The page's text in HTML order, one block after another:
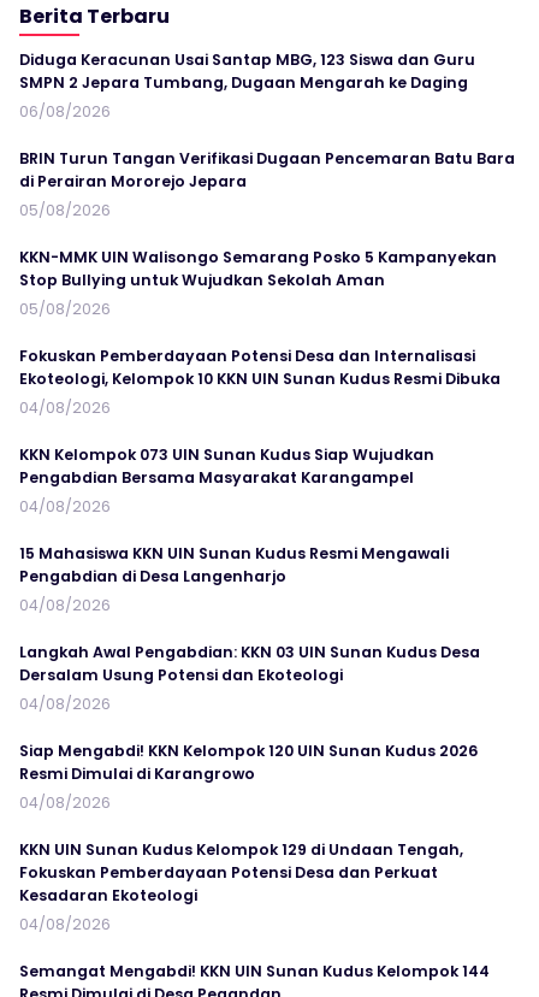
Berita Terbaru
Diduga Keracunan Usai Santap MBG, 123 Siswa dan Guru
SMPN 2 Jepara Tumbang, Dugaan Mengarah ke Daging
06/08/2026
BRIN Turun Tangan Verifikasi Dugaan Pencemaran Batu Bara
di Perairan Mororejo Jepara
05/08/2026
KKN-MMK UIN Walisongo Semarang Posko 5 Kampanyekan
Stop Bullying untuk Wujudkan Sekolah Aman
05/08/2026
Fokuskan Pemberdayaan Potensi Desa dan Internalisasi
Ekoteologi, Kelompok 10 KKN UIN Sunan Kudus Resmi Dibuka
04/08/2026
KKN Kelompok 073 UIN Sunan Kudus Siap Wujudkan
Pengabdian Bersama Masyarakat Karangampel
04/08/2026
15 Mahasiswa KKN UIN Sunan Kudus Resmi Mengawali
Pengabdian di Desa Langenharjo
04/08/2026
Langkah Awal Pengabdian: KKN 03 UIN Sunan Kudus Desa
Dersalam Usung Potensi dan Ekoteologi
04/08/2026
Siap Mengabdi! KKN Kelompok 120 UIN Sunan Kudus 2026
Resmi Dimulai di Karangrowo
04/08/2026
KKN UIN Sunan Kudus Kelompok 129 di Undaan Tengah,
Fokuskan Pemberdayaan Potensi Desa dan Perkuat
Kesadaran Ekoteologi
04/08/2026
Semangat Mengabdi! KKN UIN Sunan Kudus Kelompok 144